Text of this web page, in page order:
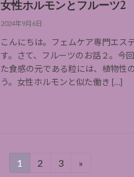
女性ホルモンとフルーツ2
2024年9月6日
こんにちは。フェムケア専門エス
す。さて、フルーツのお話２。今
た食感の元である粒には、植物性
う。女性ホルモンと似た働き […]
固
1
固
2
固
3 »